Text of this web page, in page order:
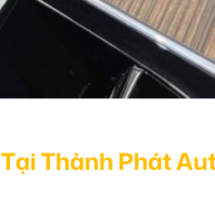
Thành Phát